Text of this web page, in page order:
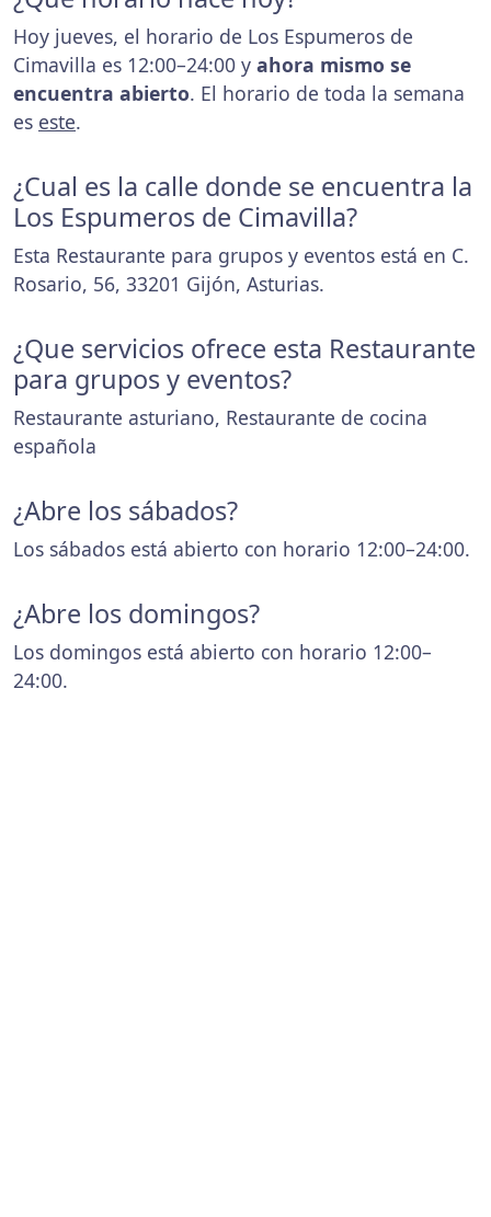
Hoy jueves, el horario de Los Espumeros de
Cimavilla es 12:00–24:00 y ahora mismo se
encuentra abierto. El horario de toda la semana
es este.
¿Cual es la calle donde se encuentra la
Los Espumeros de Cimavilla?
Esta Restaurante para grupos y eventos está en C.
Rosario, 56, 33201 Gijón, Asturias.
¿Que servicios ofrece esta Restaurante
para grupos y eventos?
Restaurante asturiano, Restaurante de cocina
española
¿Abre los sábados?
Los sábados está abierto con horario 12:00–24:00.
¿Abre los domingos?
Los domingos está abierto con horario 12:00–
24:00.